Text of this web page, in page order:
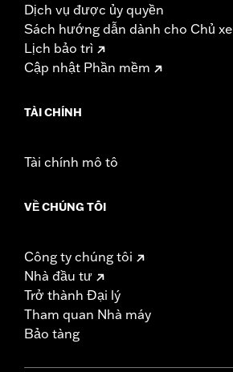
Dịch vụ được ủy quyền
Sách hướng dẫn dành cho Chủ xe
Lịch bảo trì
Cập nhật Phần mềm
TÀI CHÍNH
Tài chính mô tô
VỀ CHÚNG TÔI
Công ty chúng tôi
Nhà đầu tư
Trở thành Đại lý
Tham quan Nhà máy
Bảo tàng